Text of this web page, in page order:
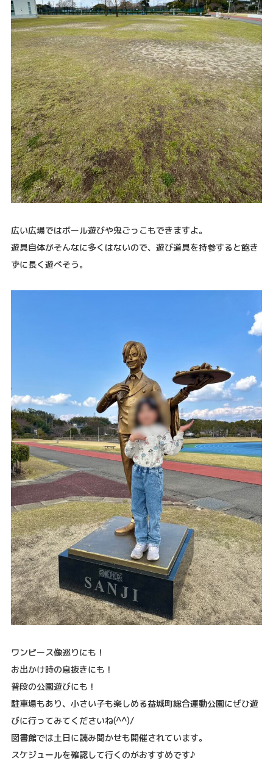
広い広場ではボール遊びや鬼ごっこもできますよ。
遊具自体がそんなに多くはないので、遊び道具を持参すると飽き
ずに長く遊べそう。
ワンピース像巡りにも！
お出かけ時の息抜きにも！
普段の公園遊びにも！
駐車場もあり、小さい子も楽しめる益城町総合運動公園にぜひ遊
びに行ってみてくださいね(^^)/
図書館では土日に読み聞かせも開催されています。
スケジュールを確認して行くのがおすすめです♪